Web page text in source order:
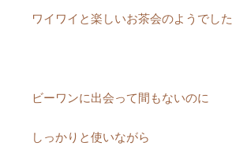
ワイワイと楽しいお茶会のようでした
ビーワンに出会って間もないのに
しっかりと使いながら